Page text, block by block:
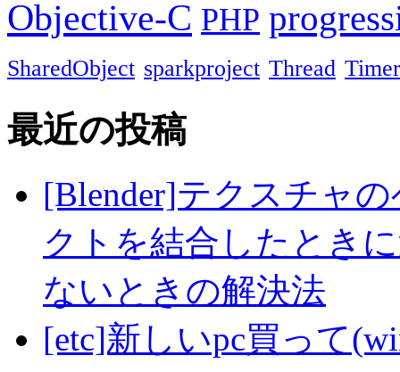
Objective-C PHP
SharedObject sparkproject Thread Timer
最近の投稿
[Blender]テクスチャ
クトを結合したとき
ないときの解決法
[etc]新しいpc買って